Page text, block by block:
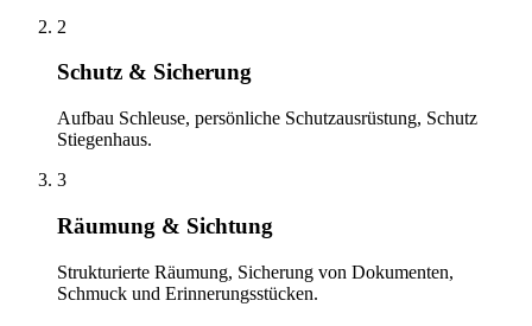
2
Schutz & Sicherung
Aufbau Schleuse, persönliche Schutzausrüstung, Schutz
Stiegenhaus.
3
Räumung & Sichtung
Strukturierte Räumung, Sicherung von Dokumenten,
Schmuck und Erinnerungsstücken.